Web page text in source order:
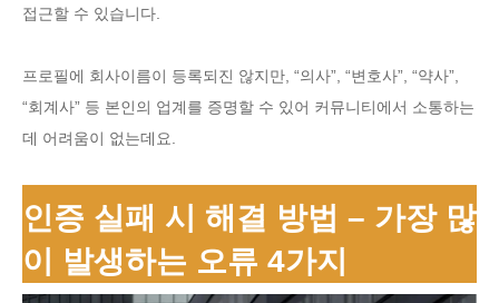
접근할 수 있습니다.
프로필에 회사이름이 등록되진 않지만, “의사”, “변호사”, “약사”,
“회계사” 등 본인의 업계를 증명할 수 있어 커뮤니티에서 소통하는
데 어려움이 없는데요.
인증 실패 시 해결 방법 – 가장 많
이 발생하는 오류 4가지